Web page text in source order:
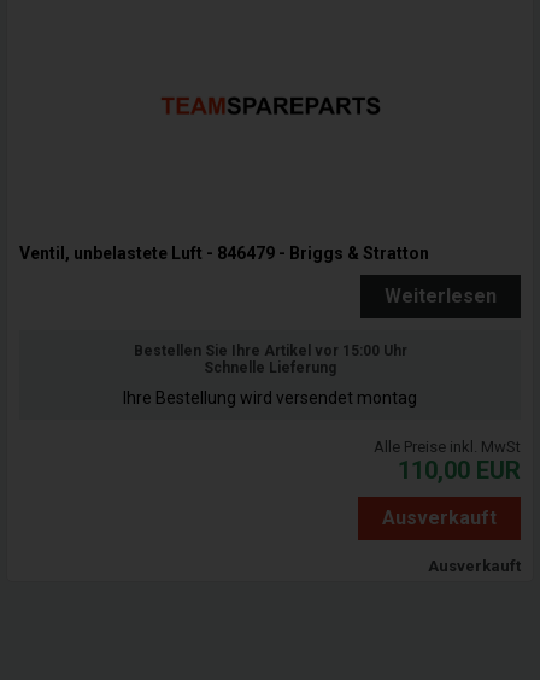
Ventil, unbelastete Luft - 846479 - Briggs & Stratton
Weiterlesen
Bestellen Sie Ihre Artikel vor 15:00 Uhr
Schnelle Lieferung
Ihre Bestellung wird versendet montag
Alle Preise inkl. MwSt
110,00 EUR
Ausverkauft
Ausverkauft